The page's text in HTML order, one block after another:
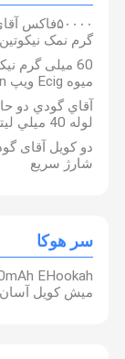
گرم نمک نیکوتین
میوه Ecig ویپ Pen
لوله 40 ميلي ليتر مايع پر شده
شارژ سریع
سر هوکا
میش کویل آسان